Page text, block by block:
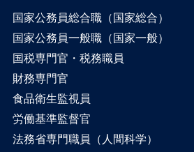
国家公務員総合職（国家総合）
国家公務員一般職（国家一般）
国税専門官・税務職員
財務専門官
食品衛生監視員
労働基準監督官
法務省専門職員（人間科学）